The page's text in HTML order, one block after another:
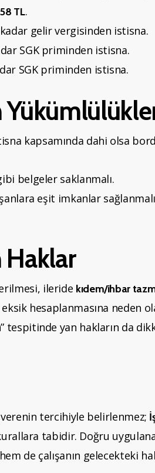
TL.
kadar gelir vergisinden istisna.
SGK priminden istisna.
SGK priminden istisna.
kapsamında dahi olsa
belgeler saklanmalı.
eşit imkanlar
Haklar
ileride kıdem/ihbar
hesaplanmasına neden
tespitinde yan hakların da
tercihiyle belirlenmez;
tabidir. Doğru
de çalışanın gelecekteki